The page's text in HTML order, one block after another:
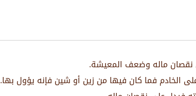
نقصان ماله وضعف المعيشة.
الخادم فما كان فيها من زين أو شين فإنه يؤول بها.